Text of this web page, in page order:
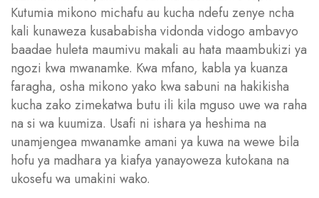
Kutumia mikono michafu au kucha ndefu zenye ncha
kali kunaweza kusababisha vidonda vidogo ambavyo
baadae huleta maumivu makali au hata maambukizi ya
ngozi kwa mwanamke. Kwa mfano, kabla ya kuanza
faragha, osha mikono yako kwa sabuni na hakikisha
kucha zako zimekatwa butu ili kila mguso uwe wa raha
na si wa kuumiza. Usafi ni ishara ya heshima na
unamjengea mwanamke amani ya kuwa na wewe bila
hofu ya madhara ya kiafya yanayoweza kutokana na
ukosefu wa umakini wako.